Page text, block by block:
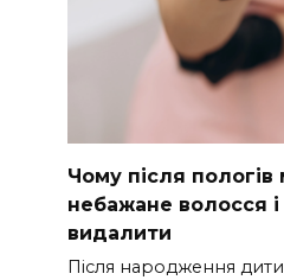
Чому після пологів
небажане волосся
видалити
Після народження